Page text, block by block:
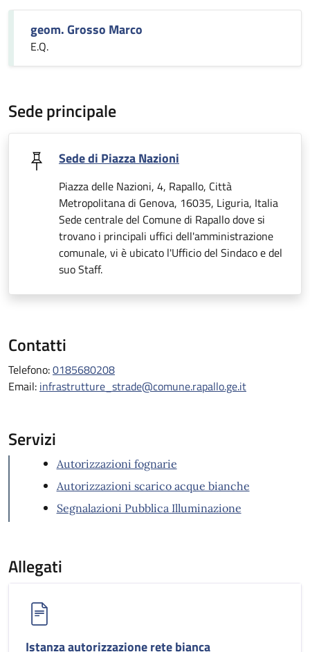
geom. Grosso Marco
E.Q.
Sede principale
Sede di Piazza Nazioni
Piazza delle Nazioni, 4, Rapallo, Città
Metropolitana di Genova, 16035, Liguria, Italia
Sede centrale del Comune di Rapallo dove si
trovano i principali uffici dell'amministrazione
comunale, vi è ubicato l'Ufficio del Sindaco e del
suo Staff.
Contatti
Telefono:0185680208
Email: infrastrutture_strade@comune.rapallo.ge.it
Servizi
Autorizzazioni fognarie
Autorizzazioni scarico acque bianche
Segnalazioni Pubblica Illuminazione
Allegati
Istanza autorizzazione rete bianca